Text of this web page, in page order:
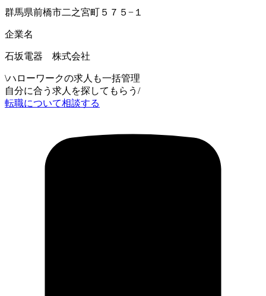
群馬県前橋市二之宮町５７５−１
企業名
石坂電器 株式会社
\ハローワークの求人も一括管理
自分に合う求人を探してもらう /
転職について相談する